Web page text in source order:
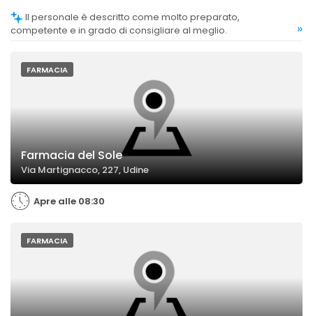
competente e in grado di consigliare al meglio.
»
FARMACIA
Farmacia del Sole
Via Martignacco, 227, Udine
Apre alle 08:30
FARMACIA